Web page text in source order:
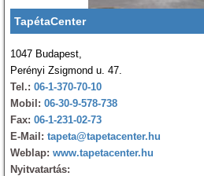
TapétaCenter
1047 Budapest,
Perényi Zsigmond u. 47.
Tel.: 06-1-370-70-10
Mobil: 06-30-9-578-738
Fax: 06-1-231-02-73
E-Mail: tapeta@tapetacenter.hu
Weblap: www.tapetacenter.hu
Nyitvatartás: